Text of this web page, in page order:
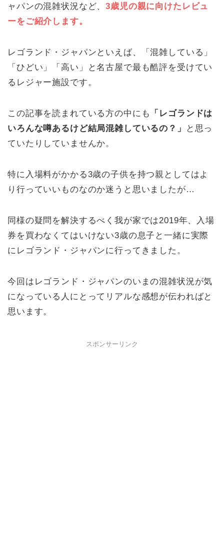
ャパンの混雑状況など、3歳児の親に向けたレビュ
ーをご紹介します。
レゴランド・ジャパンといえば、「混雑している」
「ひどい」「高い」と名古屋で最も酷評を受けてい
るレジャー施設です。
この記事を読まれている方の中にも
「レゴランドは
いろんな噂あるけど結局混雑しているの？」
と思っ
ていたりしていませんか。
特に入場料がかかる3歳の子供を持つ親としてはよ
り行っていいものなのか迷うと思いましたが…
同様の疑問を解決するべく我が家では2019年、入場
券を買わなくてはいけない3歳の息子と一緒に実際
にレゴランド・ジャパンに行ってきました。
今回はレゴランド・ジャパンのいまの混雑状況が気
になっている人にとってリアルな感想が伝わればと
思います。
スポンサーリンク